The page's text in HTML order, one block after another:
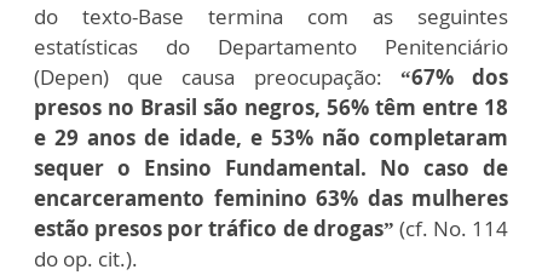
do texto-Base termina com as seguintes
estatísticas do Departamento Penitenciário
(Depen) que causa preocupação: “67% dos
presos no Brasil são negros, 56% têm entre 18
e 29 anos de idade, e 53% não completaram
sequer o Ensino Fundamental. No caso de
encarceramento feminino 63% das mulheres
estão presos por tráfico de drogas” (cf. No. 114
do op. cit.).